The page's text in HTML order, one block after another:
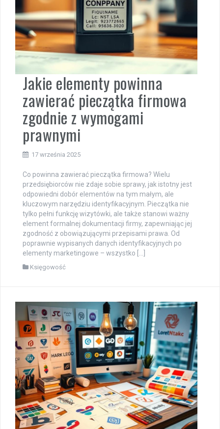
Jakie elementy powinna
zawierać pieczątka firmowa
zgodnie z wymogami
prawnymi
17 września 2025
Co powinna zawierać pieczątka firmowa? Wielu
przedsiębiorców nie zdaje sobie sprawy, jak istotny jest
odpowiedni dobór elementów na tym małym, ale
kluczowym narzędziu identyfikacyjnym. Pieczątka nie
tylko pełni funkcję wizytówki, ale także stanowi ważny
element formalnej dokumentacji firmy, zapewniając jej
zgodność z obowiązującymi przepisami prawa. Od
poprawnie wypisanych danych identyfikacyjnych po
elementy marketingowe – wszystko […]
Księgowość